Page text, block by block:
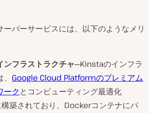
バーサービスには、以下のようなメリ
ンフラストラクチャ─Kinstaのインフラ
Google Cloud Platformのプレミアム
ークとコンピューティング最適化
構築されており、Dockerコンテナにパ